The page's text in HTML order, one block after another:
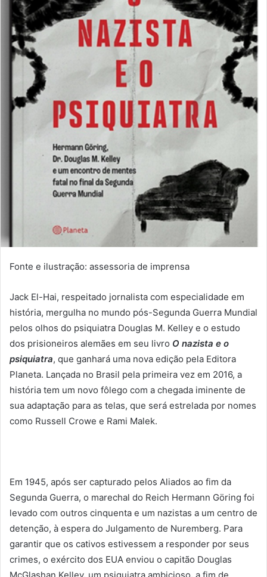
Fonte e ilustração: assessoria de imprensa
Jack El-Hai, respeitado jornalista com especialidade em
história, mergulha no mundo pós-Segunda Guerra Mundial
pelos olhos do psiquiatra Douglas M. Kelley e o estudo
dos prisioneiros alemães em seu livro O nazista e o
psiquiatra, que ganhará uma nova edição pela Editora
Planeta. Lançada no Brasil pela primeira vez em 2016, a
história tem um novo fôlego com a chegada iminente de
sua adaptação para as telas, que será estrelada por nomes
como Russell Crowe e Rami Malek.
Em 1945, após ser capturado pelos Aliados ao fim da
Segunda Guerra, o marechal do Reich Hermann Göring foi
levado com outros cinquenta e um nazistas a um centro de
detenção, à espera do Julgamento de Nuremberg. Para
garantir que os cativos estivessem a responder por seus
crimes, o exército dos EUA enviou o capitão Douglas